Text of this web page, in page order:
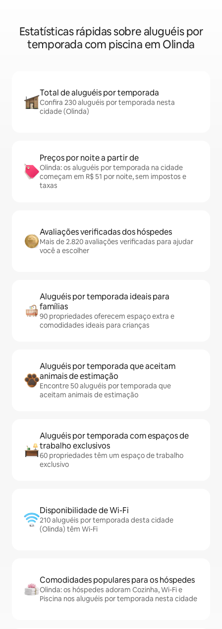
Estatísticas rápidas sobre aluguéis por
temporada com piscina em Olinda
Total de aluguéis por temporada
Confira 230 aluguéis por temporada nesta
cidade (Olinda)
Preços por noite a partir de
Olinda: os aluguéis por temporada na cidade
começam em R$ 51 por noite, sem impostos e
taxas
Avaliações verificadas dos hóspedes
Mais de 2.820 avaliações verificadas para ajudar
você a escolher
Aluguéis por temporada ideais para
famílias
90 propriedades oferecem espaço extra e
comodidades ideais para crianças
Aluguéis por temporada que aceitam
animais de estimação
Encontre 50 aluguéis por temporada que
aceitam animais de estimação
Aluguéis por temporada com espaços de
trabalho exclusivos
60 propriedades têm um espaço de trabalho
exclusivo
Disponibilidade de Wi-Fi
210 aluguéis por temporada desta cidade
(Olinda) têm Wi-Fi
Comodidades populares para os hóspedes
Olinda: os hóspedes adoram Cozinha, Wi-Fi e
Piscina nos aluguéis por temporada nesta cidade